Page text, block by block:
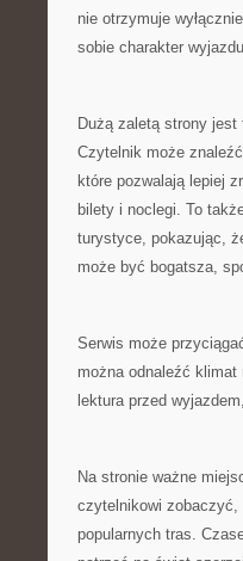
nie otrzymuje
sobie charakter
Dużą zaletą strony
Czytelnik może
które pozwalają lepiej
bilety i noclegi. To
turystyce, pokazując,
może być bogatsza,
Serwis może
można odnaleźć
lektura przed
Na stronie ważne
czytelnikowi zobaczyć,
popularnych tras.